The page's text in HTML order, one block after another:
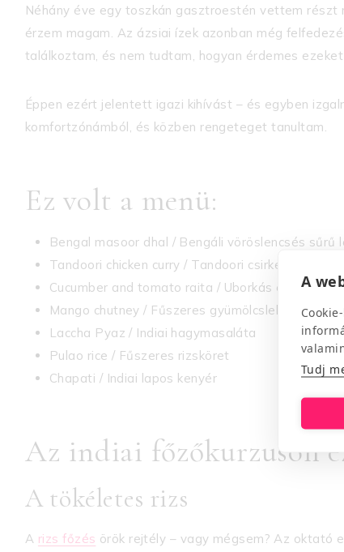
A
Tudj
Néhány éve egy toszkán gasztroestén vettem részt
érzem magam. Az ázsiai ízek azonban még
találkoztam, és nem tudtam, hogyan érdemes ezeket
Éppen ezért jelentett igazi kihívást – és egyben
komfortzónámból, és közben rengeteget tanultam.
Ez volt a menü:
Bengal masoor dhal / Bengáli vöröslencsés sűrű
Tandoori chicken curry / Tandoori csirke curry
Cucumber and tomato raita / Uborkás és
Mango chutney / Fűszeres gyümölcslekvár
Laccha Pyaz / Indiai hagymasaláta
Pulao rice / Fűszeres rizsköret
Chapati / Indiai lapos kenyér
Az indiai főzőkurzuson
A tökéletes rizs
A rizs főzés örök rejtély – vagy mégsem? Az oktató